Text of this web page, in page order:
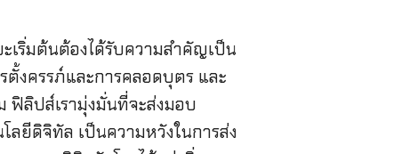
เริ่มต้นต้องได้รับความสำคัญเป็น
งครรภ์และการคลอดบุตร และ
ฟิลิปส์เรามุ่งมั่นที่จะส่งมอบ
ยีดิจิทัล เป็นความหวังในการส่ง